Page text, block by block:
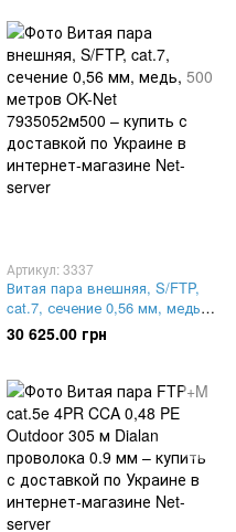
Артикул: 3337
Витая пара внешняя, S/FTP,
cat.7, сечение 0,56 мм, медь,
500 метров OK-Net
7935052м500
30 625.00 грн